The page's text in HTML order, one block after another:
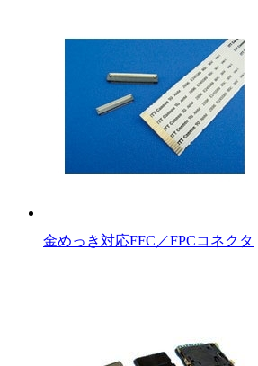
金めっき対応FFC／FPCコネクタ